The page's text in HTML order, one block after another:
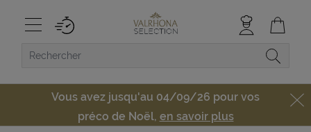
Vous avez jusqu'au 04/09/26 pour vos
préco de Noël, en savoir plus